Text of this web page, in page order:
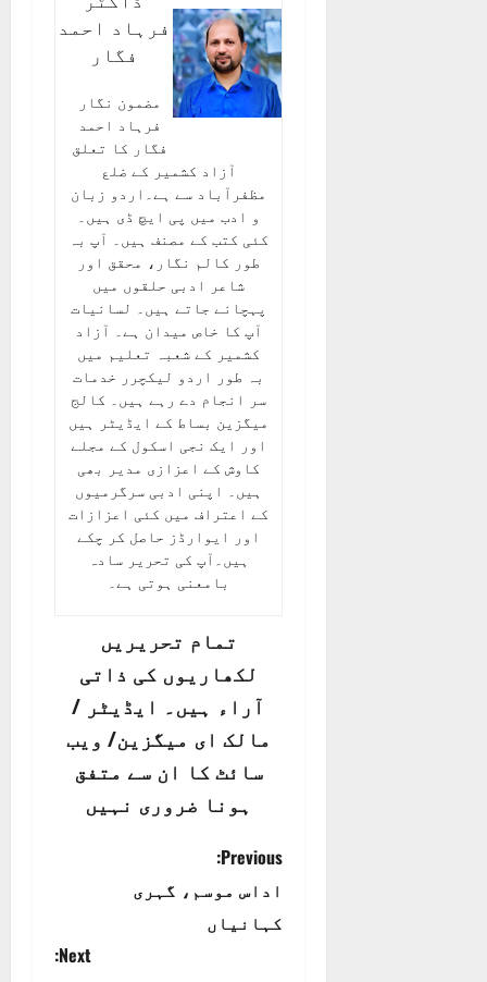
فرہاد احمد
فگار
مضمون نگار
فرہاد احمد
فگار کا تعلق
آزاد کشمیر کے ضلع
مظفرآباد سے ہے۔اردو زبان
و ادب میں پی ایچ ڈی ہیں۔
کئی کتب کے مصنف ہیں۔ آپ بہ
طور کالم نگار، محقق اور
شاعر ادبی حلقوں میں
پہچانے جاتے ہیں۔ لسانیات
آپ کا خاص میدان ہے‌۔ آزاد
کشمیر کے شعبہ تعلیم میں
بہ طور اردو لیکچرر خدمات
سر انجام دے رہے ہیں‌‌۔ کالج
میگزین بساط کے ایڈیٹر ہیں
اور ایک نجی اسکول کے مجلے
کاوش کے اعزازی مدیر بھی
ہیں۔ اپنی ادبی سرگرمیوں
کے اعتراف میں کئی اعزازات
اور ایوارڈز حاصل کر چکے
ہیں۔آپ کی تحریر سادہ
بامعنی ہوتی ہے‌۔
تمام تحریریں
لکھاریوں کی ذاتی
آراء ہیں۔ ایڈیٹر /
مالک ای میگزین/ ویب
سائٹ کا ان سے متفق
ہونا ضروری نہیں
P
o
Previous:
اداس موسم، گہری
کہانیاں
Next: